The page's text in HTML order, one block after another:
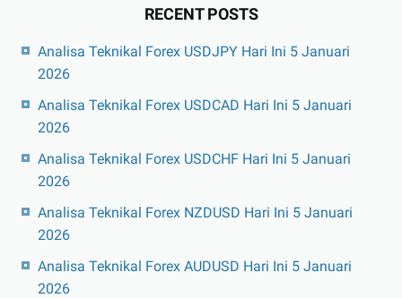
RECENT POSTS
Analisa Teknikal Forex USDJPY Hari Ini 5 Januari
2026
Analisa Teknikal Forex USDCAD Hari Ini 5 Januari
2026
Analisa Teknikal Forex USDCHF Hari Ini 5 Januari
2026
Analisa Teknikal Forex NZDUSD Hari Ini 5 Januari
2026
Analisa Teknikal Forex AUDUSD Hari Ini 5 Januari
2026